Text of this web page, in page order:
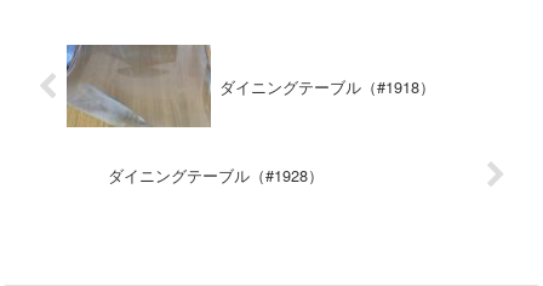
ダイニングテーブル（#1918）
ダイニングテーブル（#1928）